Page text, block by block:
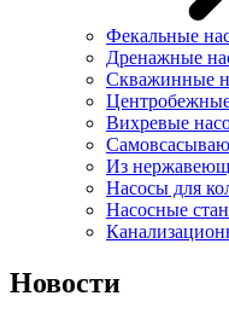
Фекальные
Дренажные
Скважинные
Вихревые
Из
Насосы для
Насосные
Новости